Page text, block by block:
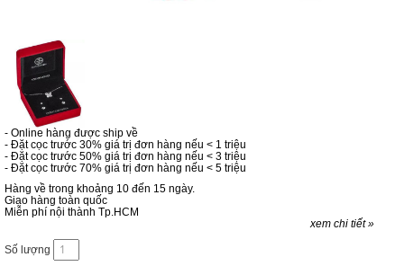
- Online hàng được ship về
- Đặt cọc trước 30% giá trị đơn hàng nếu < 1 triệu
- Đặt cọc trước 50% giá trị đơn hàng nếu < 3 triệu
- Đặt cọc trước 70% giá trị đơn hàng nếu < 5 triệu
Hàng về trong khoảng 10 đến 15 ngày.
Giao hàng toàn quốc
Miễn phí nội thành Tp.HCM
xem chi tiết »
Số lượng